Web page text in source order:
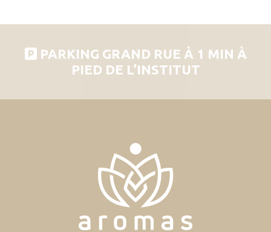
PARKING GRAND RUE À 1 MIN À
PIED DE L’INSTITUT